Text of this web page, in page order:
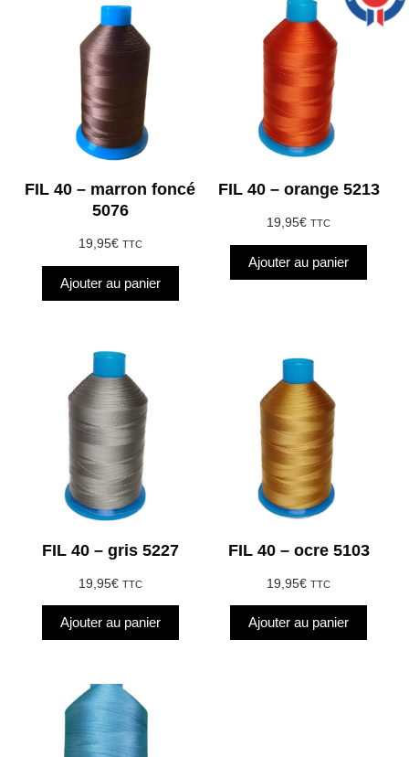
FIL 40 – marron foncé
5076
19,95€ TTC
Ajouter au panier
FIL 40 – orange 5213
19,95€ TTC
Ajouter au panier
FIL 40 – gris 5227
19,95€ TTC
Ajouter au panier
FIL 40 – ocre 5103
19,95€ TTC
Ajouter au panier